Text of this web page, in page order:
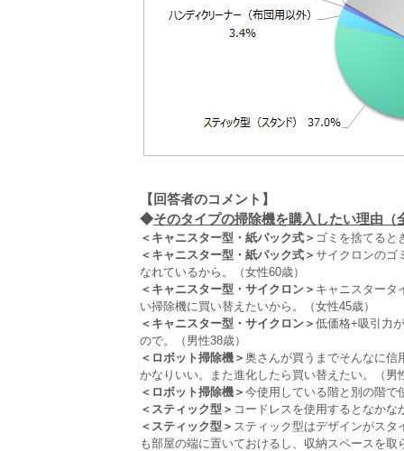
【回答者のコメント】
◆そのタイプの掃除機を購入したい理由（
＜キャニスター型・紙パック式＞ ゴミを捨てると
＜キャニスター型・紙パック式＞ サイクロンのゴ
なれているから。（女性60歳）
＜キャニスター型・サイクロン＞ キャニスタータ
い掃除機に買い替えたいから。（女性45歳）
＜キャニスター型・サイクロン＞ 低価格+吸引力
ので。（男性38歳）
＜ロボット掃除機＞ 奥さんが買うまでそんなに信
かなりいい。また進化したら買い替えたい。（男
＜ロボット掃除機＞ 今使用している階と別の階で
＜スティック型＞ コードレスを使用するとなか
＜スティック型＞ スティック型はデザインがス
も部屋の端に置いておけるし、収納スペースを取